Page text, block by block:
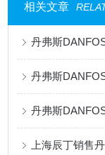
相关文章
丹弗斯
丹弗斯
丹弗斯
上海辰丁销售